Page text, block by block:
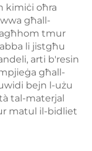
kimiċi oħra
għall-
tmur
li jistgħu
arti b'resin
għall-
bejn l-użu
tal-materjal
matul il-bidliet